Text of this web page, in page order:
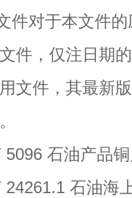
对于本文件的
件，仅注日期
文件，其最新
石油产品铜
石油海